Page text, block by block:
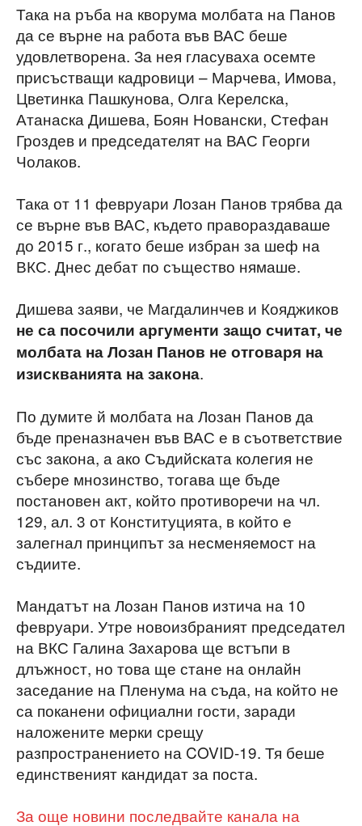
Така на ръба на кворума молбата на Панов
да се върне на работа във ВАС беше
удовлетворена. За нея гласуваха осемте
присъстващи кадровици – Марчева, Имова,
Цветинка Пашкунова, Олга Керелска,
Атанаска Дишева, Боян Новански, Стефан
Гроздев и председателят на ВАС Георги
Чолаков.
Така от 11 февруари Лозан Панов трябва да
се върне във ВАС, където правораздаваше
до 2015 г., когато беше избран за шеф на
ВКС. Днес дебат по същество нямаше.
Дишева заяви, че Магдалинчев и Кояджиков
не са посочили аргументи защо считат, че
молбата на Лозан Панов не отговаря на
изискванията на закона.
По думите й молбата на Лозан Панов да
бъде преназначен във ВАС е в съответствие
със закона, а ако Съдийската колегия не
събере мнозинство, тогава ще бъде
постановен акт, който противоречи на чл.
129, ал. 3 от Конституцията, в който е
залегнал принципът за несменяемост на
съдиите.
Мандатът на Лозан Панов изтича на 10
февруари. Утре новоизбраният председател
на ВКС Галина Захарова ще встъпи в
длъжност, но това ще стане на онлайн
заседание на Пленума на съда, на който не
са поканени официални гости, заради
наложените мерки срещу
разпространението на COVID-19. Тя беше
единственият кандидат за поста.
За още новини последвайте канала на